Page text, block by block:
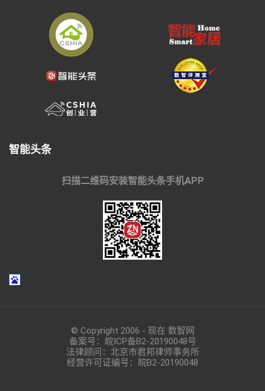
智能头条
扫描二维码安装智能头条手机APP
© Copyright 2006 - 现在 数智网
备案号： 皖ICP备B2-20190048号
法律顾问：北京市君邦律师事务所
经营许可证编号：皖B2-20190048